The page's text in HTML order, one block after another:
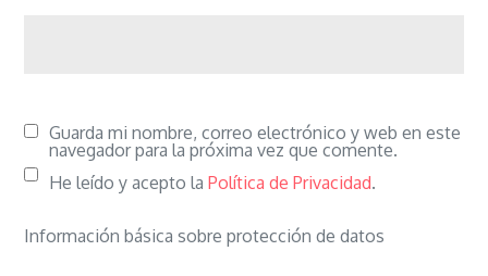
Guarda mi nombre, correo electrónico y web en este
navegador para la próxima vez que comente.
He leído y acepto laPolítica de Privacidad.
Información básica sobre protección de datos